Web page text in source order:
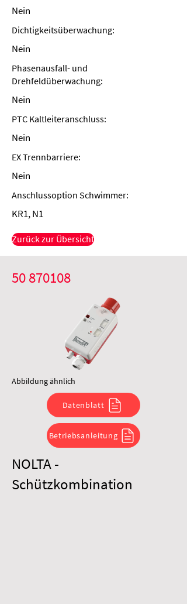
Nein
Dichtigkeitsüberwachung:
Nein
Phasenausfall- und
Drehfeldüberwachung:
Nein
PTC Kaltleiteranschluss:
Nein
EX Trennbarriere:
Nein
Anschlussoption Schwimmer:
KR1, N1
Zurück zur Übersicht
50 870108
Abbildung ähnlich
Datenblatt
Betriebsanleitung
NOLTA -
Schützkombination